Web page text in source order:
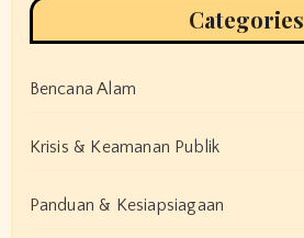
Categories
Bencana Alam
Krisis & Keamanan Publik
Panduan & Kesiapsiagaan